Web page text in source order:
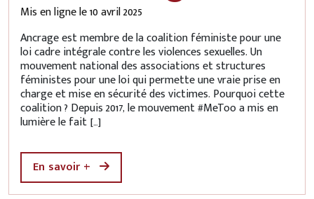
Mis en ligne le10 avril 2025
Ancrage est membre de la coalition féministe pour une
loi cadre intégrale contre les violences sexuelles. Un
mouvement national des associations et structures
féministes pour une loi qui permette une vraie prise en
charge et mise en sécurité des victimes. Pourquoi cette
coalition ? Depuis 2017, le mouvement #MeToo a mis en
lumière le fait […]
En savoir +